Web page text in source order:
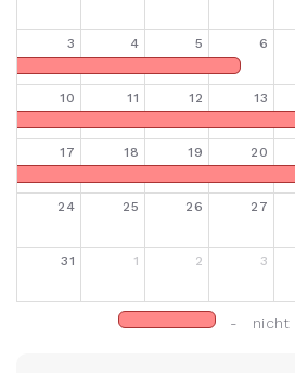
3 4 5 6
10 11 12 13
17 18 19 20
24 25 26 27
31 1 2 3
- nicht